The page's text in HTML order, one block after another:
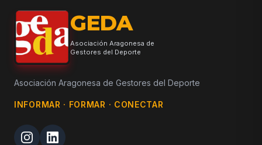
GEDA
Asociación Aragonesa de
Gestores del Deporte
Asociación Aragonesa de Gestores del Deporte
INFORMAR · FORMAR · CONECTAR